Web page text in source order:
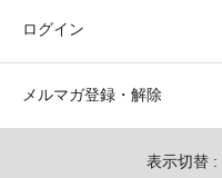
ログイン
メルマガ登録・解除
表示切替 :